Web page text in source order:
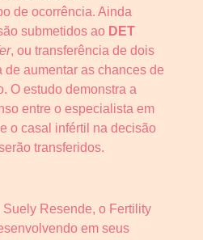
de ocorrência. Ainda
submetidos ao DET
, ou transferência de dois
de aumentar as chances de
O estudo demonstra a
entre o especialista em
o casal infértil na decisão
transferidos.
Suely Resende, o Fertility
em seus